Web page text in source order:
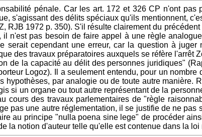
pénale. Car les art. 172 et 326 CP n'ont pas
s'agissant des délits spéciaux qu'ils mentionnent,
RJB 1972 p. 350). S'il résulte clairement du
n'est pas besoin de faire appel à une règle
cependant une erreur, car la question à
des travaux préparatoires auxquels se réfère l'arrêt
de la capacité au délit des personnes juridiques"
Logoz). Il a seulement entendu, pour un
par analogie ou de toute autre manière.
si un organe ou tout autre représentant de la
cours des travaux parlementaires de "règle
pas une autre réglementation, il se justifie de ne pas
au principe "nulla poena sine lege" de procéder
la notion d'auteur telle qu'elle est contenue dans la